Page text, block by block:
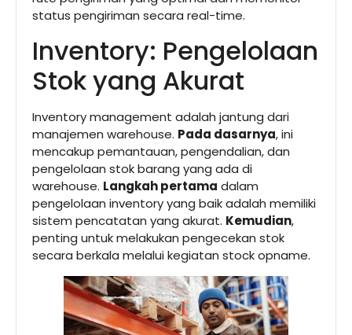
status pengiriman secara real-time.
Inventory: Pengelolaan
Stok yang Akurat
Inventory management adalah jantung dari
manajemen warehouse. Pada dasarnya, ini
mencakup pemantauan, pengendalian, dan
pengelolaan stok barang yang ada di
warehouse. Langkah pertama dalam
pengelolaan inventory yang baik adalah memiliki
sistem pencatatan yang akurat. Kemudian,
penting untuk melakukan pengecekan stok
secara berkala melalui kegiatan stock opname.